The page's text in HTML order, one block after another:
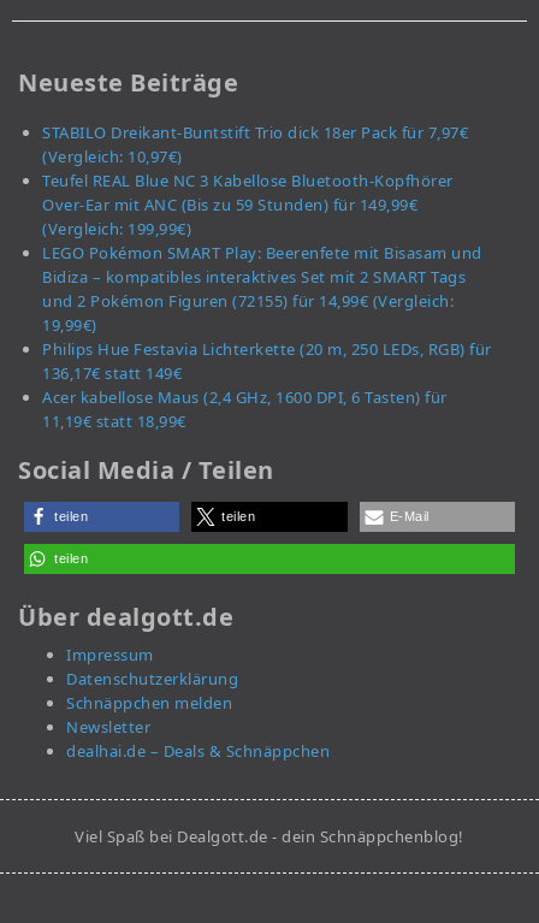
Neueste Beiträge
STABILO Dreikant-Buntstift Trio dick 18er Pack für 7,97€
(Vergleich: 10,97€)
Teufel REAL Blue NC 3 Kabellose Bluetooth-Kopfhörer
Over-Ear mit ANC (Bis zu 59 Stunden) für 149,99€
(Vergleich: 199,99€)
LEGO Pokémon SMART Play: Beerenfete mit Bisasam und
Bidiza – kompatibles interaktives Set mit 2 SMART Tags
und 2 Pokémon Figuren (72155) für 14,99€ (Vergleich:
19,99€)
Philips Hue Festavia Lichterkette (20 m, 250 LEDs, RGB) für
136,17€ statt 149€
Acer kabellose Maus (2,4 GHz, 1600 DPI, 6 Tasten) für
11,19€ statt 18,99€
Social Media / Teilen
teilen teilen E-Mail
teilen
Über dealgott.de
Impressum
Datenschutzerklärung
Schnäppchen melden
Newsletter
dealhai.de – Deals & Schnäppchen
Viel Spaß bei Dealgott.de - dein Schnäppchenblog!